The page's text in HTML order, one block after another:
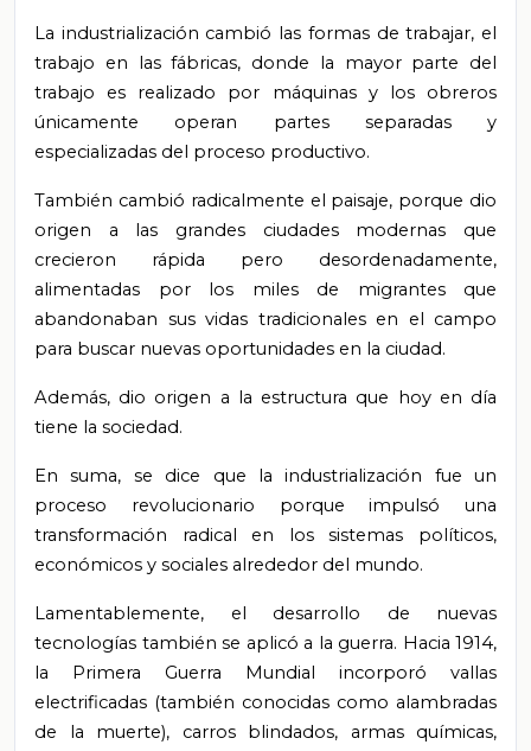
La industrialización cambió las formas de trabajar, el
trabajo en las fábricas, donde la mayor parte del
trabajo es realizado por máquinas y los obreros
únicamente operan partes separadas y
especializadas del proceso productivo.
También cambió radicalmente el paisaje, porque dio
origen a las grandes ciudades modernas que
crecieron rápida pero desordenadamente,
alimentadas por los miles de migrantes que
abandonaban sus vidas tradicionales en el campo
para buscar nuevas oportunidades en la ciudad.
Además, dio origen a la estructura que hoy en día
tiene la sociedad.
En suma, se dice que la industrialización fue un
proceso revolucionario porque impulsó una
transformación radical en los sistemas políticos,
económicos y sociales alrededor del mundo.
Lamentablemente, el desarrollo de nuevas
tecnologías también se aplicó a la guerra. Hacia 1914,
la Primera Guerra Mundial incorporó vallas
electrificadas (también conocidas como alambradas
de la muerte), carros blindados, armas químicas,